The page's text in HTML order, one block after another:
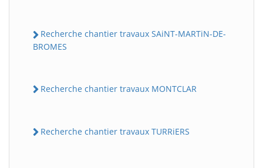
Recherche chantier travaux SAiNT-MARTiN-DE-
BROMES
Recherche chantier travaux MONTCLAR
Recherche chantier travaux TURRiERS